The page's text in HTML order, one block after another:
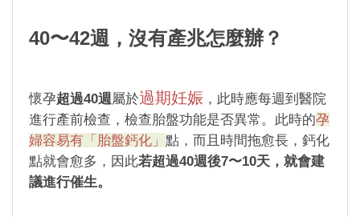
40〜42週，沒有產兆怎麼辦？
懷孕超過40週 屬於過期妊娠 ，此時應每週到醫院
進行產前檢查，檢查胎盤功能是否異常。此時的孕
婦容易有「胎盤鈣化」 點，而且時間拖愈長，鈣化
點就會愈多，因此若超過40週後7〜10天，就會建
議進行催生。